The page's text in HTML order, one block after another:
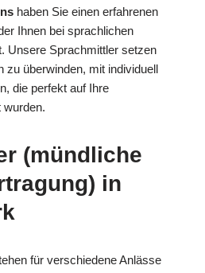
haben Sie einen erfahrenen
Ihnen bei sprachlichen
Unsere Sprachmittler setzen
zu überwinden, mit individuell
die perfekt auf Ihre
wurden.
(mündliche
in
für verschiedene Anlässe